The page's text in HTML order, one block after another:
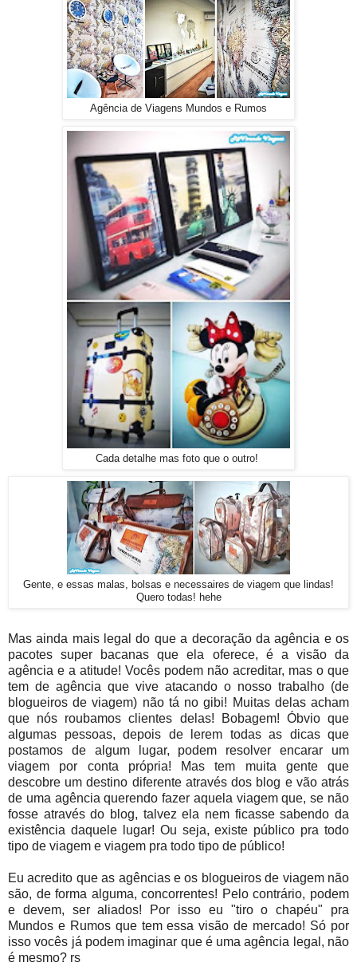
Agência de Viagens Mundos e Rumos
Cada detalhe mas foto que o outro!
Gente, e essas malas, bolsas e necessaires de viagem que lindas!
Quero todas! hehe
Mas ainda mais legal do que a decoração da agência e os
pacotes super bacanas que ela oferece, é a visão da
agência e a atitude! Vocês podem não acreditar, mas o que
tem de agência que vive atacando o nosso trabalho (de
blogueiros de viagem) não tá no gibi! Muitas delas acham
que nós roubamos clientes delas! Bobagem! Óbvio que
algumas pessoas, depois de lerem todas as dicas que
postamos de algum lugar, podem resolver encarar um
viagem por conta própria! Mas tem muita gente que
descobre um destino diferente através dos blog e vão atrás
de uma agência querendo fazer aquela viagem que, se não
fosse através do blog, talvez ela nem ficasse sabendo da
existência daquele lugar! Ou seja, existe público pra todo
tipo de viagem e viagem pra todo tipo de público!
Eu acredito que as agências e os blogueiros de viagem não
são, de forma alguma, concorrentes! Pelo contrário, podem
e devem, ser aliados! Por isso eu "tiro o chapéu" pra
Mundos e Rumos que tem essa visão de mercado! Só por
isso vocês já podem imaginar que é uma agência legal, não
é mesmo? rs